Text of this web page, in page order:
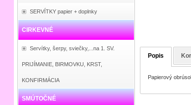
SERVÍTKY papier + doplnky
CIRKEVNÉ
Servítky, šerpy, sviečky,...na 1. SV.
PRIJÍMANIE, BIRMOVKU, KRST,
KONFIRMÁCIA
SMÚTOČNÉ
Popis
Papierový